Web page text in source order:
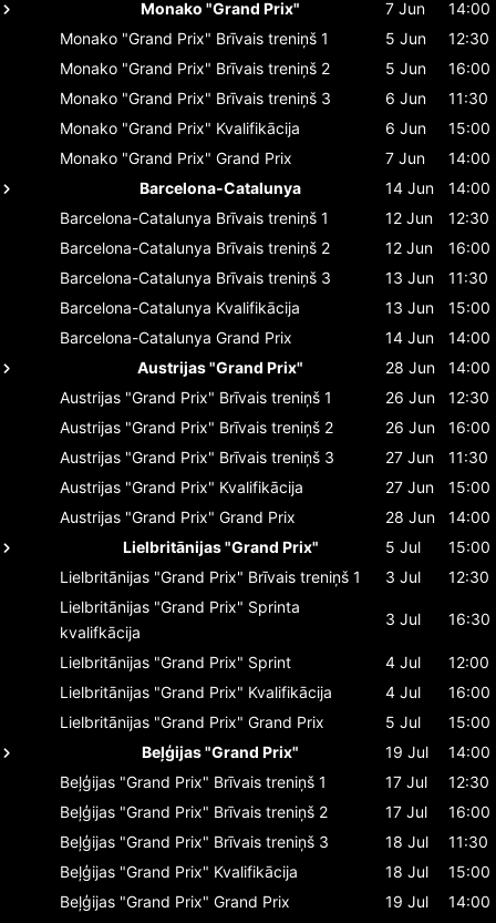
Monako "Grand Prix"
7 Jun
14:00
Monako "Grand Prix" Brīvais treniņš 1 5 Jun
12:30
Monako "Grand Prix" Brīvais treniņš 2 5 Jun
16:00
Monako "Grand Prix" Brīvais treniņš 3 6 Jun
11:30
Monako "Grand Prix" Kvalifikācija 6 Jun
15:00
Monako "Grand Prix" Grand Prix 7 Jun
14:00
Barcelona-Catalunya
14 Jun
14:00
Barcelona-Catalunya Brīvais treniņš 1 12 Jun
12:30
Barcelona-Catalunya Brīvais treniņš 2 12 Jun
16:00
Barcelona-Catalunya Brīvais treniņš 3 13 Jun
11:30
Barcelona-Catalunya Kvalifikācija 13 Jun
15:00
Barcelona-Catalunya Grand Prix 14 Jun
14:00
Austrijas "Grand Prix"
28 Jun
14:00
Austrijas "Grand Prix" Brīvais treniņš 1 26 Jun
12:30
Austrijas "Grand Prix" Brīvais treniņš 2 26 Jun
16:00
Austrijas "Grand Prix" Brīvais treniņš 3 27 Jun
11:30
Austrijas "Grand Prix" Kvalifikācija 27 Jun
15:00
Austrijas "Grand Prix" Grand Prix 28 Jun
14:00
Lielbritānijas "Grand Prix"
5 Jul
15:00
Lielbritānijas "Grand Prix" Brīvais treniņš 1 3 Jul
12:30
Lielbritānijas "Grand Prix" Sprinta
kvalifkācija
3 Jul 16:30
Lielbritānijas "Grand Prix" Sprint 4 Jul
12:00
Lielbritānijas "Grand Prix" Kvalifikācija 4 Jul
16:00
Lielbritānijas "Grand Prix" Grand Prix 5 Jul
15:00
Beļģijas "Grand Prix"
19 Jul
14:00
Beļģijas "Grand Prix" Brīvais treniņš 1 17 Jul
12:30
Beļģijas "Grand Prix" Brīvais treniņš 2 17 Jul
16:00
Beļģijas "Grand Prix" Brīvais treniņš 3 18 Jul
11:30
Beļģijas "Grand Prix" Kvalifikācija 18 Jul
15:00
Beļģijas "Grand Prix" Grand Prix 19 Jul
14:00